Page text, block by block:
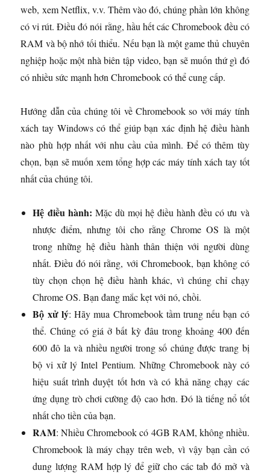
web, xem Netflix, v.v. Thêm vào đó, chúng phần lớn không
có vi rút. Điều đó nói rằng, hầu hết các Chromebook đều có
RAM và bộ nhớ tối thiểu. Nếu bạn là một game thủ chuyên
nghiệp hoặc một nhà biên tập video, bạn sẽ muốn thứ gì đó
có nhiều sức mạnh hơn Chromebook có thể cung cấp.
Hướng dẫn của chúng tôi về Chromebook so với máy tính
xách tay Windows có thể giúp bạn xác định hệ điều hành
nào phù hợp nhất với nhu cầu của mình. Để có thêm tùy
chọn, bạn sẽ muốn xem tổng hợp các máy tính xách tay tốt
nhất của chúng tôi.
Hệ điều hành: Mặc dù mọi hệ điều hành đều có ưu và
nhược điểm, nhưng tôi cho rằng Chrome OS là một
trong những hệ điều hành thân thiện với người dùng
nhất. Điều đó nói rằng, với Chromebook, bạn không có
tùy chọn chọn hệ điều hành khác, vì chúng chỉ chạy
Chrome OS. Bạn đang mắc kẹt với nó, chồi.
Bộ xử lý: Hãy mua Chromebook tầm trung nếu bạn có
thể. Chúng có giá ở bất kỳ đâu trong khoảng 400 đến
600 đô la và nhiều người trong số chúng được trang bị
bộ vi xử lý Intel Pentium. Những Chromebook này có
hiệu suất trình duyệt tốt hơn và có khả năng chạy các
ứng dụng trò chơi cường độ cao hơn. Đó là tiếng nổ tốt
nhất cho tiền của bạn.
RAM: Nhiều Chromebook có 4GB RAM, không nhiều.
Chromebook là máy chạy trên web, vì vậy bạn cần có
dung lượng RAM hợp lý để giữ cho các tab đó mở và